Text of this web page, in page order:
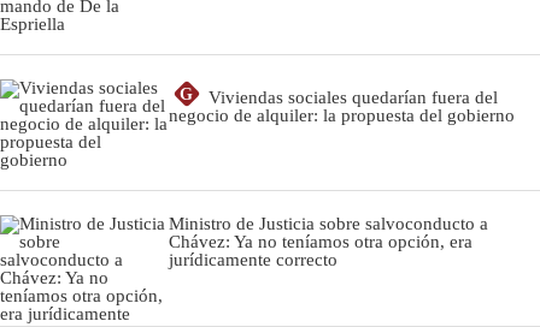
G
Viviendas sociales quedarían fuera del
negocio de alquiler: la propuesta del gobierno
Ministro de Justicia sobre salvoconducto a
Chávez: Ya no teníamos otra opción, era
jurídicamente correcto